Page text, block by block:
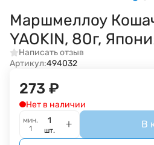
Маршмеллоу
YAOKIN, 80г,
Написать отзыв
Артикул:494032
273 ₽
Нет в наличии
мин.
1
шт.
В